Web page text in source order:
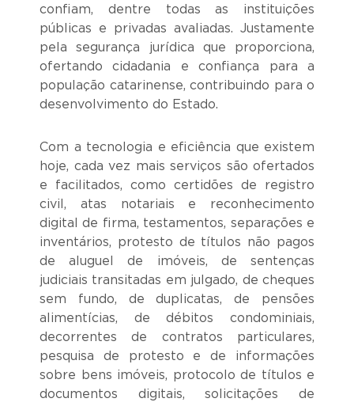
confiam, dentre todas as instituições
públicas e privadas avaliadas. Justamente
pela segurança jurídica que proporciona,
ofertando cidadania e confiança para a
população catarinense, contribuindo para o
desenvolvimento do Estado.
Com a tecnologia e eficiência que existem
hoje, cada vez mais serviços são ofertados
e facilitados, como certidões de registro
civil, atas notariais e reconhecimento
digital de firma, testamentos, separações e
inventários, protesto de títulos não pagos
de aluguel de imóveis, de sentenças
judiciais transitadas em julgado, de cheques
sem fundo, de duplicatas, de pensões
alimentícias, de débitos condominiais,
decorrentes de contratos particulares,
pesquisa de protesto e de informações
sobre bens imóveis, protocolo de títulos e
documentos digitais, solicitações de